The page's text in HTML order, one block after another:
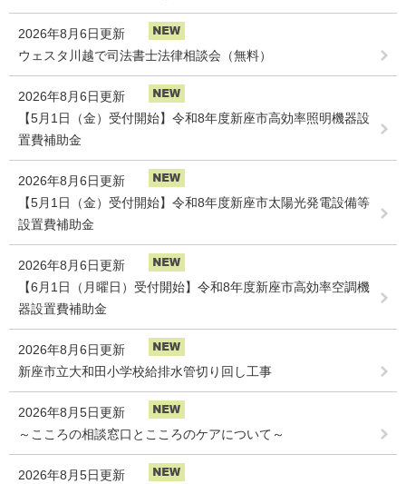
2026年8月6日更新
ウェスタ川越で司法書士法律相談会（無料）
2026年8月6日更新
【5月1日（金）受付開始】令和8年度新座市高効率照明機器設
置費補助金
2026年8月6日更新
【5月1日（金）受付開始】令和8年度新座市太陽光発電設備等
設置費補助金
2026年8月6日更新
【6月1日（月曜日）受付開始】令和8年度新座市高効率空調機
器設置費補助金
2026年8月6日更新
新座市立大和田小学校給排水管切り回し工事
2026年8月5日更新
～こころの相談窓口とこころのケアについて～
2026年8月5日更新